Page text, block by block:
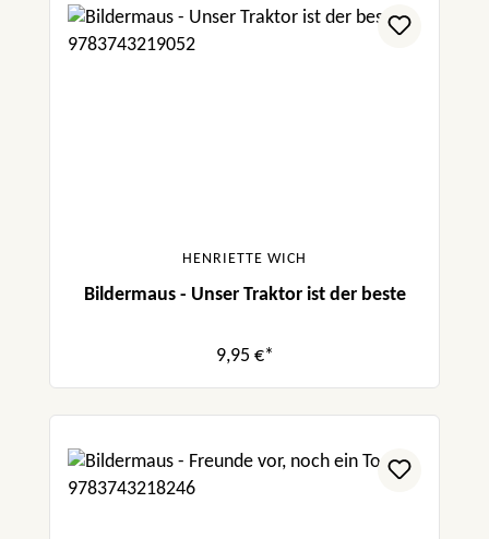
HENRIETTE WICH
Bildermaus - Unser Traktor ist der beste
9,95 €*